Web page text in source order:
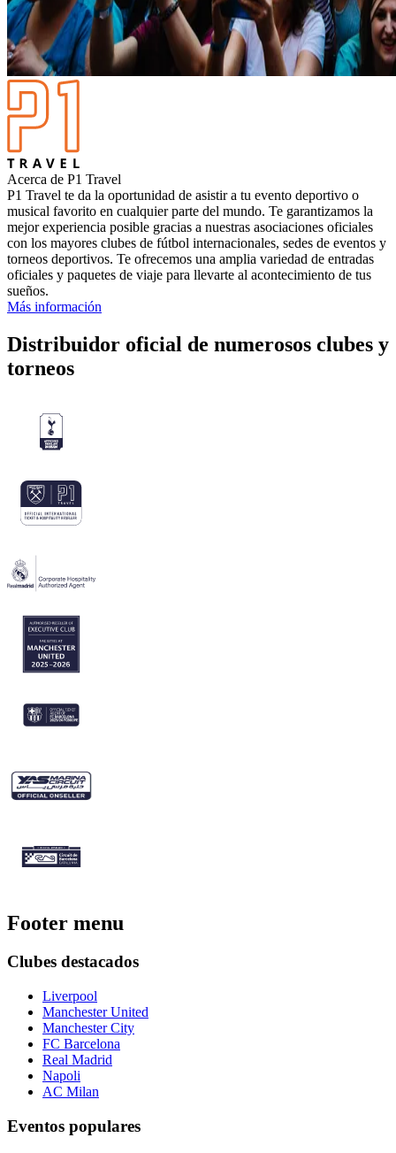
Acerca de P1 Travel
P1 Travel te da la oportunidad de asistir a tu evento deportivo o
musical favorito en cualquier parte del mundo. Te garantizamos la
mejor experiencia posible gracias a nuestras asociaciones oficiales
con los mayores clubes de fútbol internacionales, sedes de eventos y
torneos deportivos. Te ofrecemos una amplia variedad de entradas
oficiales y paquetes de viaje para llevarte al acontecimiento de tus
sueños.
Más información
Distribuidor oficial de numerosos clubes y
torneos
Footer menu
Clubes destacados
Liverpool
Manchester United
Manchester City
FC Barcelona
Real Madrid
Napoli
AC Milan
Eventos populares